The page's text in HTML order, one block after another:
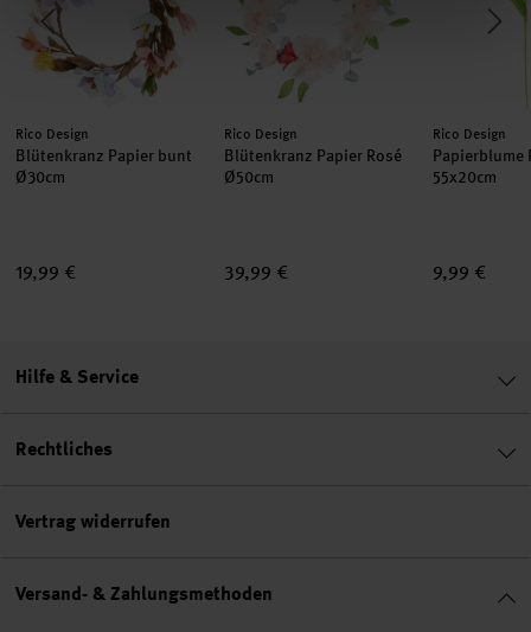
Hersteller:
Rico Design
Blütenkranz Papier bunt
Ø30cm
19,99 €
Hersteller:
Rico Design
Blütenkranz Papier Rosé
Ø50cm
39,99 €
Hersteller:
Rico Design
Papierblume
55x20cm
9,99 €
Hilfe & Service
Rechtliches
Vertrag widerrufen
Versand- & Zahlungsmethoden